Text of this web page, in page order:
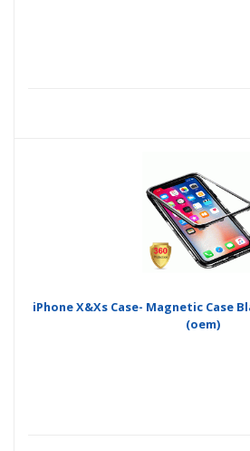
iPhone X&Xs Case- Magnetic Case
(oem)